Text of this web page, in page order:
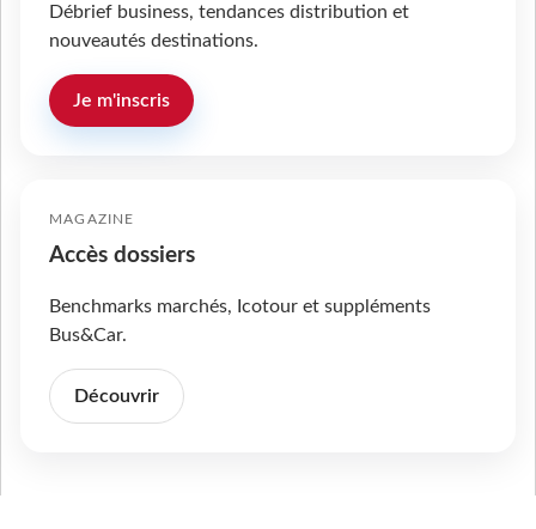
Débrief business, tendances distribution et
nouveautés destinations.
Je m'inscris
MAGAZINE
Accès dossiers
Benchmarks marchés, Icotour et suppléments
Bus&Car.
Découvrir